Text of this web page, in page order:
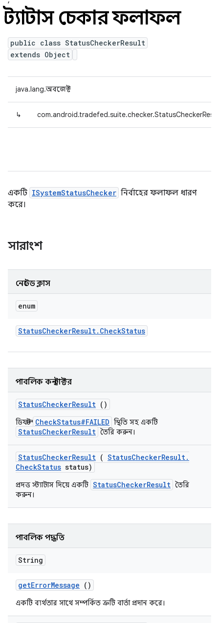
স্ট্যাটাস চেকার ফলাফল
public class StatusCheckerResult
extends Object
java.lang.অবজেক্ট
↳
একটি ISystemStatusChecker নির্বাহের ফলাফল ধারণ
করে।
সারাংশ
নেস্টেড ক্লাস
enum
StatusCheckerResult. CheckStatus
পাবলিক কনস্ট্রাক্টর
StatusCheckerResult ()
ডিফল্ট CheckStatus#FAILED স্থিতি সহ একটি
StatusCheckerResult তৈরি করুন।
StatusCheckerResult ( StatusCheckerResult.
CheckStatus status)
প্রদত্ত স্ট্যাটাস দিয়ে একটি StatusCheckerResult তৈরি
করুন।
পাবলিক পদ্ধতি
String
getErrorMessage ()
একটি ব্যর্থতার সাথে সম্পর্কিত ত্রুটি বার্তা প্রদান করে।